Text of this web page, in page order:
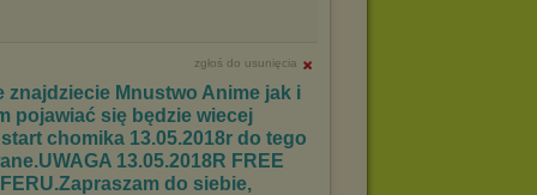
zgłoś do usunięcia
znajdziecie Mnustwo Anime jak i
pojawiać się będzie wiecej
chomika 13.05.2018r do tego
13.05.2018R FREE
do siebie,